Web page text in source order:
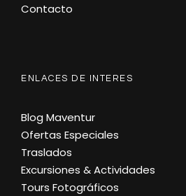
Contacto
ENLACES DE INTERES
Blog Maventur
Ofertas Especiales
Traslados
Excursiones & Actividades
Tours Fotográficos